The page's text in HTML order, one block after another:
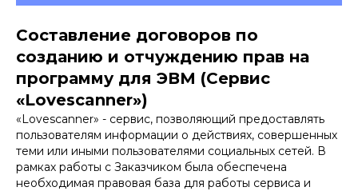
Составление договоров по
созданию и отчуждению прав на
программу для ЭВМ (Сервис
«Lovescanner»)
«Lovescanner» - сервис, позволяющий предоставлять
пользователям информации о действиях, совершенных
теми или иными пользователями социальных сетей. В
рамках работы с Заказчиком была обеспечена
необходимая правовая база для работы сервиса и